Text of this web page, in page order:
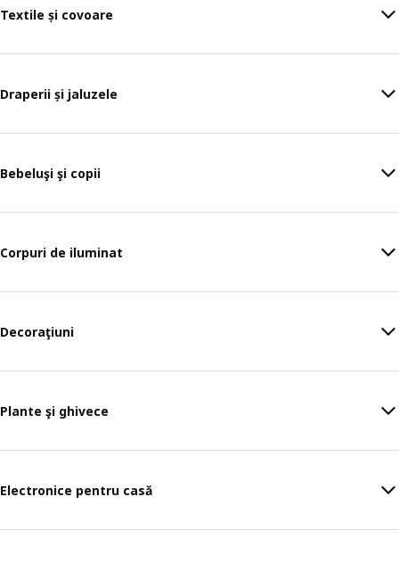
Textile și covoare
Draperii și jaluzele
Bebeluşi şi copii
Corpuri de iluminat
Decoraţiuni
Plante şi ghivece
Electronice pentru casă